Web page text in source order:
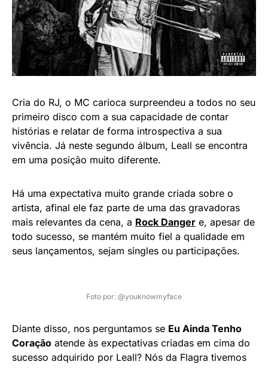
Cria do RJ, o MC carioca surpreendeu a todos no seu
primeiro disco com a sua capacidade de contar
histórias e relatar de forma introspectiva a sua
vivência. Já neste segundo álbum, Leall se encontra
em uma posição muito diferente.
Há uma expectativa muito grande criada sobre o
artista, afinal ele faz parte de uma das gravadoras
mais relevantes da cena, a Rock Danger e, apesar de
todo sucesso, se mantém muito fiel a qualidade em
seus lançamentos, sejam singles ou participações.
Foto por: @youknowmyface
Diante disso, nos perguntamos se Eu Ainda Tenho
Coração atende às expectativas criadas em cima do
sucesso adquirido por Leall? Nós da Flagra tivemos